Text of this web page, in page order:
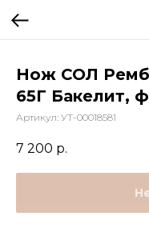
Нож СОЛ
65Г Бакелит,
Артикул: УТ-00018581
7 200 р.